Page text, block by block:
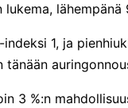
1, ja
3 %:n